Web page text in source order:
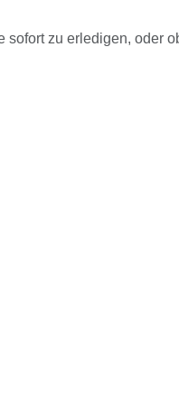
sofort zu erledigen, oder